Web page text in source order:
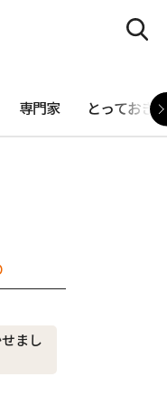
専門家 とっておき
まし